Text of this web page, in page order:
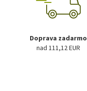
Doprava zadarmo
nad 111,12 EUR